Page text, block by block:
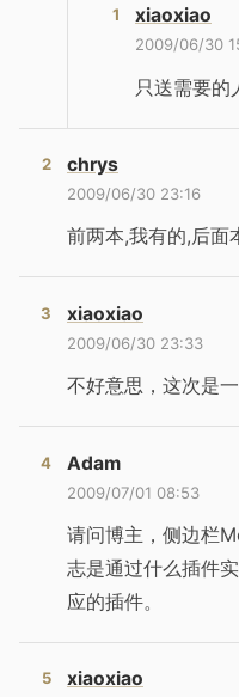
xiaoxiao
2009/06/30
只送需要的
chrys
2009/06/30 23:16
前两本,我有的,后面
xiaoxiao
2009/06/30 23:33
不好意思，这次是
Adam
2009/07/01 08:53
请问博主，侧边栏
志是通过什么插件
应的插件。
xiaoxiao